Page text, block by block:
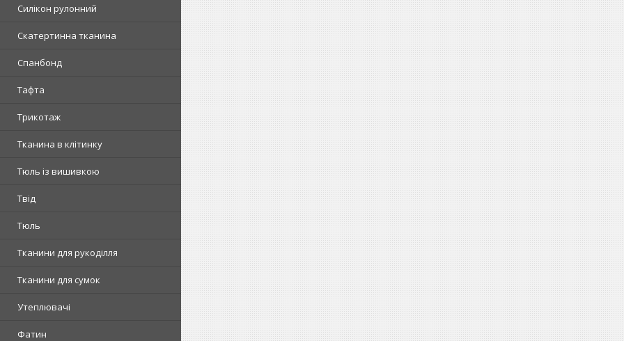
Силікон рулонний
Скатертинна тканина
Спанбонд
Тафта
Трикотаж
Тканина в клітинку
Тюль із вишивкою
Твід
Тюль
Тканини для рукоділля
Тканини для сумок
Утеплювачі
Фатин